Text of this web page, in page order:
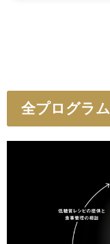
全プログラ